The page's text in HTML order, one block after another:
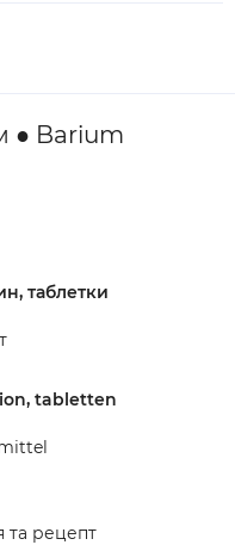
● Barium
таблетки
tabletten
та рецепт